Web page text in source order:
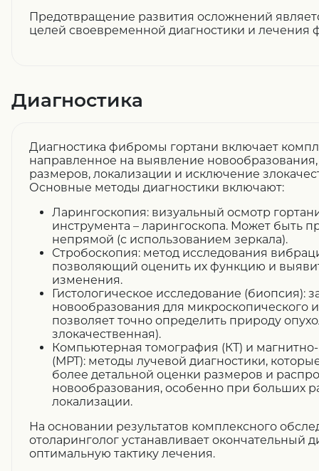
Предотвращение развития осложнений
целей своевременной диагностики и лечения
Диагностика
Диагностика фибромы гортани включает
направленное на выявление
размеров, локализации и исключение
Основные методы диагностики включают:
Ларингоскопия: визуальный осмотр
инструмента – ларингоскопа. Может быть
непрямой (с использованием зеркала).
Стробоскопия: метод исследования
позволяющий оценить их функцию и
изменения.
Гистологическое исследование (биопсия):
новообразования для микроскопического
позволяет точно определить природу
злокачественная).
Компьютерная томография (КТ) и
(МРТ): методы лучевой диагностики,
более детальной оценки размеров и
новообразования, особенно при больших
локализации.
На основании результатов комплексного
отоларинголог устанавливает окончательный
оптимальную тактику лечения.